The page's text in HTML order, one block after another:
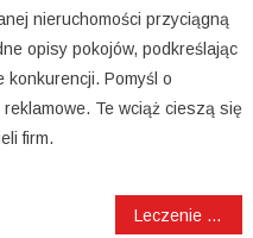
nieruchomości przyciągną
opisy pokojów, podkreślając
konkurencji. Pomyśl o
Te wciąż cieszą się
firm.
Leczenie kanałowe we Wrocławiu